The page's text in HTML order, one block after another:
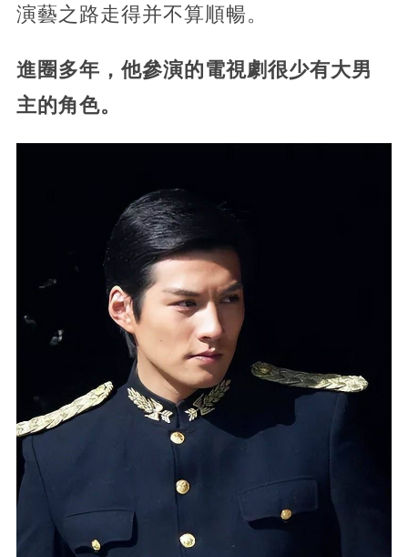
演藝之路走得并不算順暢。
進圈多年，他參演的電視劇很少有大男
主的角色。